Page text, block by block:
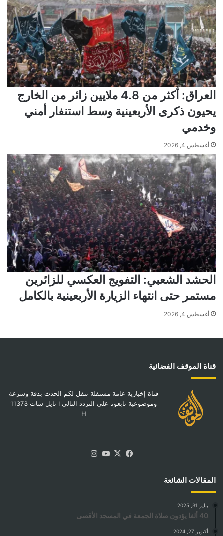
العراق: أكثر من 4.8 ملايين زائر من الخارج
يحيون ذكرى الأربعينية وسط استنفار أمني
وخدمي
أغسطس 4, 2026
الحشد الشعبي: التفويج العكسي للزائرين
مستمر حتى انتهاء الزيارة الأربعينية بالكامل
أغسطس 4, 2026
قناة الموقف الفضائية
قناة إخبارية عامة مستقلة ننقل لكم الحدث بدقة وسرعة
وموضوعية تابعونا على التردد التالي I نايل سات 11373
H
فيسبوك
‫X
‫YouTube
المقالات الشائعة
يناير 31, 2025
40 ألفا يؤدون صلاة الجمعة في المسجد الأقصى
أكتوبر 27, 2024